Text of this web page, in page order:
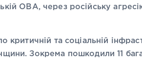
ОВА, через російську
критичній та соціальній
Зокрема пошкодили 11